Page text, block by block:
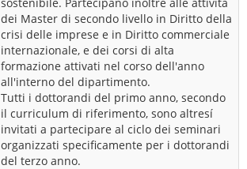
dei Master di secondo livello in Diritto della
crisi delle imprese e in Diritto commerciale
internazionale, e dei corsi di alta
formazione attivati nel corso dell'anno
all'interno del dipartimento.
Tutti i dottorandi del primo anno, secondo
il curriculum di riferimento, sono altresí
invitati a partecipare al ciclo dei seminari
organizzati specificamente per i dottorandi
del terzo anno.